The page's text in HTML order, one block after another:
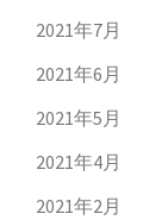
2021年7月
2021年6月
2021年5月
2021年4月
2021年2月